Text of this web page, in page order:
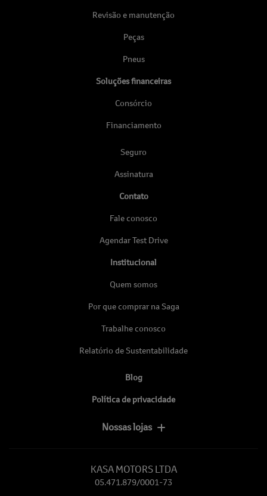
Revisão e manutenção
Peças
Pneus
Soluções financeiras
Consórcio
Financiamento
Seguro
Assinatura
Contato
Fale conosco
Agendar Test Drive
Institucional
Quem somos
Por que comprar na Saga
Trabalhe conosco
Relatório de Sustentabilidade
Blog
Política de privacidade
Nossas lojas
KASA MOTORS LTDA
05.471.879/0001-73